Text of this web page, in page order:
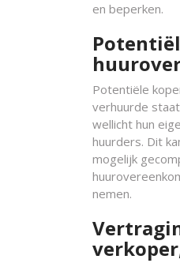
en beperken.
Potentiële
verhuurde
wellicht hun
huurders. Dit
mogelijk
nemen.